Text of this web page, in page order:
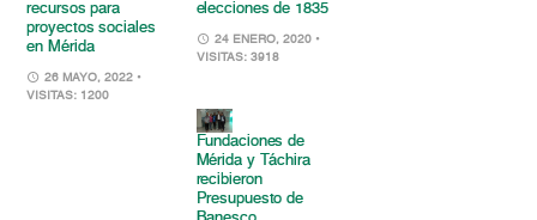
recursos para
proyectos sociales
en Mérida
26 MAYO, 2022 •
VISITAS: 1200
elecciones de 1835
24 ENERO, 2020 •
VISITAS: 3918
Fundaciones de
Mérida y Táchira
recibieron
Presupuesto de